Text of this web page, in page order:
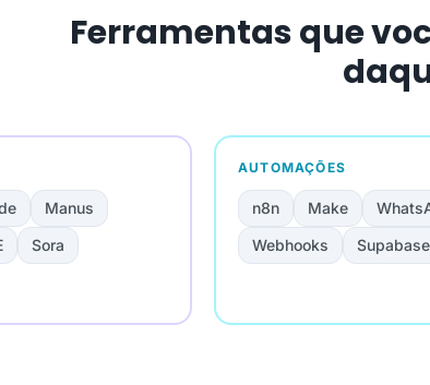
Ferramentas que
Manus
Sora
AUTOMAÇÕES
n8n Make
Webhooks
Supabase